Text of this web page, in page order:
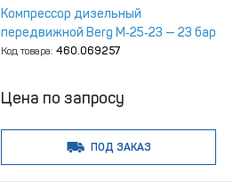
Компрессор дизельный
передвижной Berg М‑25‑23 — 23 бар
Код товара: 460.069257
Цена по запросу
ПОД ЗАКАЗ